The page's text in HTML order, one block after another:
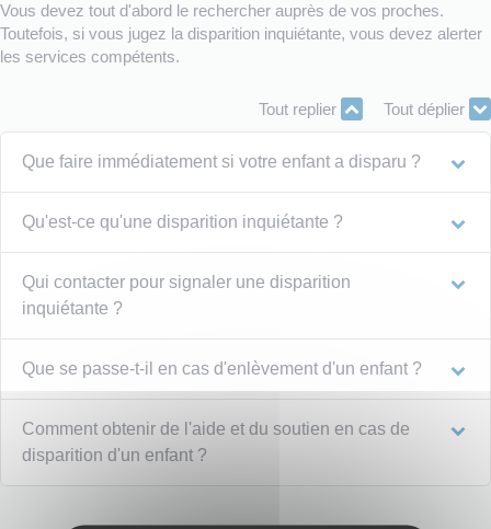
Vous devez tout d'abord le rechercher auprès de vos proches.
Toutefois, si vous jugez la disparition inquiétante, vous devez alerter
les services compétents.
Tout replier Tout déplier
Que faire immédiatement si votre enfant a disparu ?
Qu'est-ce qu'une disparition inquiétante ?
Qui contacter pour signaler une disparition
inquiétante ?
Que se passe-t-il en cas d'enlèvement d'un enfant ?
Comment obtenir de l'aide et du soutien en cas de
disparition d'un enfant ?